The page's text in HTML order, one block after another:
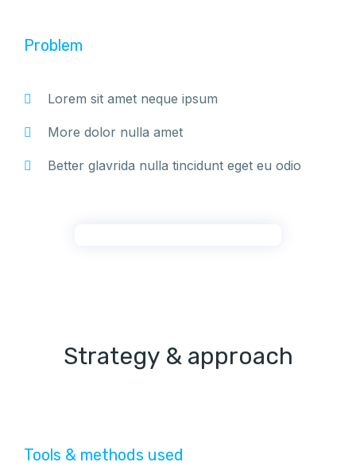
Problem
Lorem sit amet neque ipsum
More dolor nulla amet
Better glavrida nulla tincidunt eget eu odio
Strategy & approach
Tools & methods used